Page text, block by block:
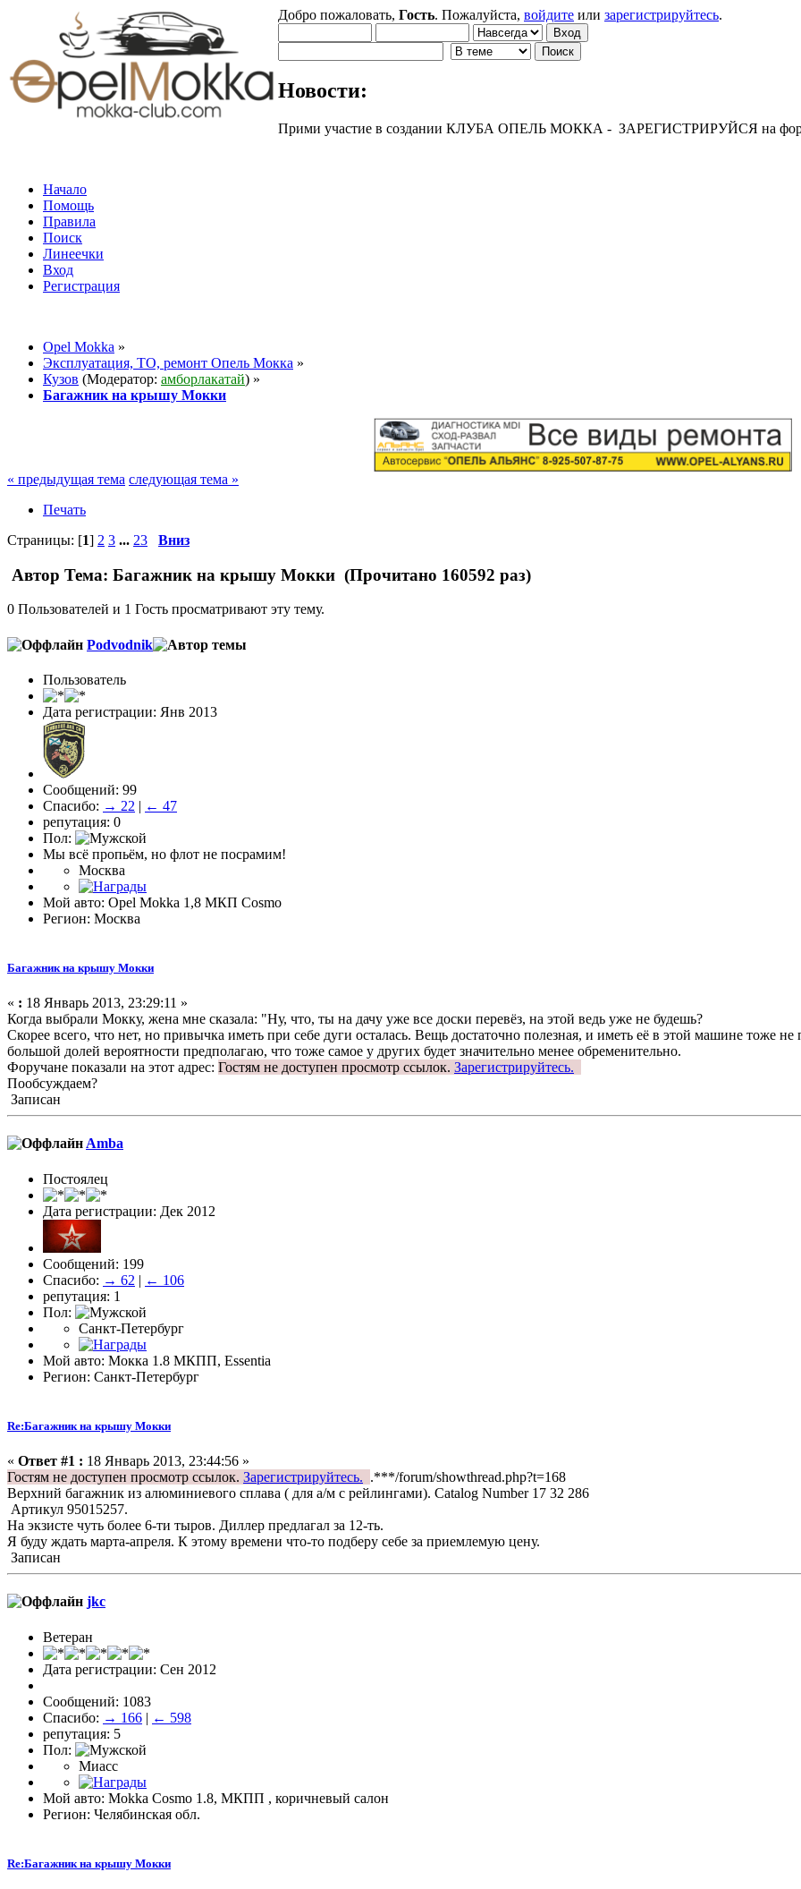
Добро пожаловать, Гость. Пожалуйста, войдите или зарегистрируйтесь.
Новости:
Прими участие в создании КЛУБА ОПЕЛЬ МОККА - ЗАРЕГИСТРИРУЙСЯ на
Начало
Помощь
Правила
Поиск
Линеечки
Вход
Регистрация
Opel Mokka »
Эксплуатация, ТО, ремонт Опель Мокка »
Кузов (Модератор: амборлакатай) »
Багажник на крышу Мокки
« предыдущая тема следующая тема »
Печать
Страницы: [1] 2 3 ... 23 Вниз
Автор Тема: Багажник на крышу Мокки (Прочитано 160592 раз)
0 Пользователей и 1 Гость просматривают эту тему.
Podvodnik
Пользователь
Дата регистрации: Янв 2013
Сообщений: 99
Спасибо: → 22 | ← 47
репутация: 0
Пол:
Мы всё пропьём, но флот не посрамим!
Москва
Мой авто: Opel Mokka 1,8 МКП Cosmo
Регион: Москва
Багажник на крышу Мокки
« : 18 Январь 2013, 23:29:11 »
Когда выбрали Мокку, жена мне сказала: "Ну, что, ты на дачу уже все доски перевёз, на этой ведь уже не будешь?
Скорее всего, что нет, но привычка иметь при себе дуги осталась. Вещь достаточно полезная, и иметь её в этой машине тоже
большой долей вероятности предполагаю, что тоже самое у других будет значительно менее обременительно.
Форучане показали на этот адрес: Гостям не доступен просмотр ссылок. Зарегистрируйтесь.
Пообсуждаем?
Записан
Amba
Постоялец
Дата регистрации: Дек 2012
Сообщений: 199
Спасибо: → 62 | ← 106
репутация: 1
Пол:
Санкт-Петербург
Мой авто: Мокка 1.8 МКПП, Essentia
Регион: Санкт-Петербург
Re:Багажник на крышу Мокки
« Ответ #1 : 18 Январь 2013, 23:44:56 »
Гостям не доступен просмотр ссылок. Зарегистрируйтесь. .***/forum/showthread.php?t=168
Верхний багажник из алюминиевого сплава ( для а/м с рейлингами). Catalog Number 17 32 286
Артикул 95015257.
На экзисте чуть более 6-ти тыров. Диллер предлагал за 12-ть.
Я буду ждать марта-апреля. К этому времени что-то подберу себе за приемлемую цену.
Записан
jkc
Ветеран
Дата регистрации: Сен 2012
Сообщений: 1083
Спасибо: → 166 | ← 598
репутация: 5
Пол:
Миасс
Мой авто: Mokka Cosmo 1.8, МКПП , коричневый салон
Регион: Челябинская обл.
Re:Багажник на крышу Мокки